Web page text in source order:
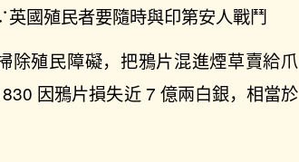
國殖民者要隨時與印第安人戰鬥
除殖民障礙，把鴉片混進煙草賣給爪
因鴉片損失近 7 億兩白銀，相當於